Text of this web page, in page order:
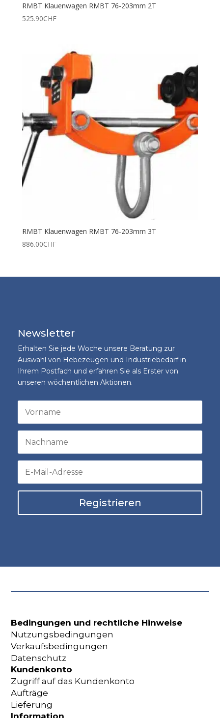
RMBT Klauenwagen RMBT 76-203mm 2T
525.90CHF
RMBT Klauenwagen RMBT 76-203mm 3T
886.00CHF
Newsletter
Erhalten Sie jede Woche unsere Beratung zur
Auswahl von Hebezeugen und Industriebedarf in
Ihrem Postfach und erfahren Sie als Erster von
unseren wöchentlichen Aktionen.
Registrieren
Bedingungen und rechtliche Hinweise
Nutzungsbedingungen
Verkaufsbedingungen
Datenschutz
Kundenkonto
Zugriff auf das Kundenkonto
Aufträge
Lieferung